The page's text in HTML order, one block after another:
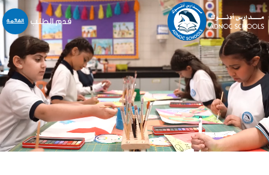
قدم الطلب القائمة
نبذة عنا
المدارس
المنهاج
التسجيل و القبول
خدمات أخرى